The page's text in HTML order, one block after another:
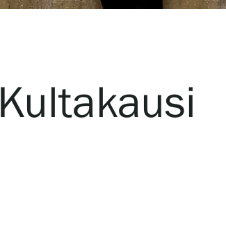
Kultakausi